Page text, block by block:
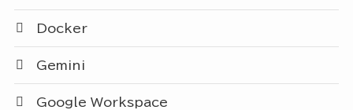
Docker
Gemini
Google Workspace